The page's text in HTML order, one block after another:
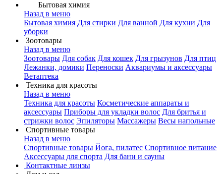
Бытовая химия
Назад в меню
Бытовая химия Для стирки Для ванной Для кухни Для
уборки
Зоотовары
Назад в меню
Зоотовары Для собак Для кошек Для грызунов Для птиц
Лежанки, домики Переноски Аквариумы и аксессуары
Ветаптека
Техника для красоты
Назад в меню
Техника для красоты Косметические аппараты и
аксессуары Приборы для укладки волос Для бритья и
стрижки волос Эпиляторы Массажеры Весы напольные
Спортивные товары
Назад в меню
Спортивные товары Йога, пилатес Спортивное питание
Аксессуары для спорта Для бани и сауны
Контактные линзы